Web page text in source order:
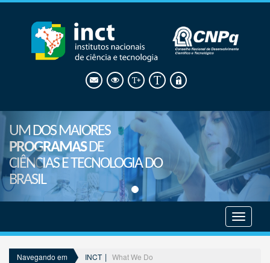
UM DOS MAIORES
PROGRAMASDE
CIÊNCIAS E TECNOLOGIA DO
BRASIL
menu
Navegando em INCT What We Do